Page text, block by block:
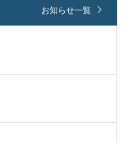
お知らせ一覧